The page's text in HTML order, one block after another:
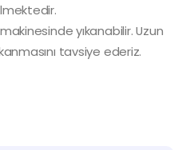
yıkanabilir. Uzun
tavsiye ederiz.